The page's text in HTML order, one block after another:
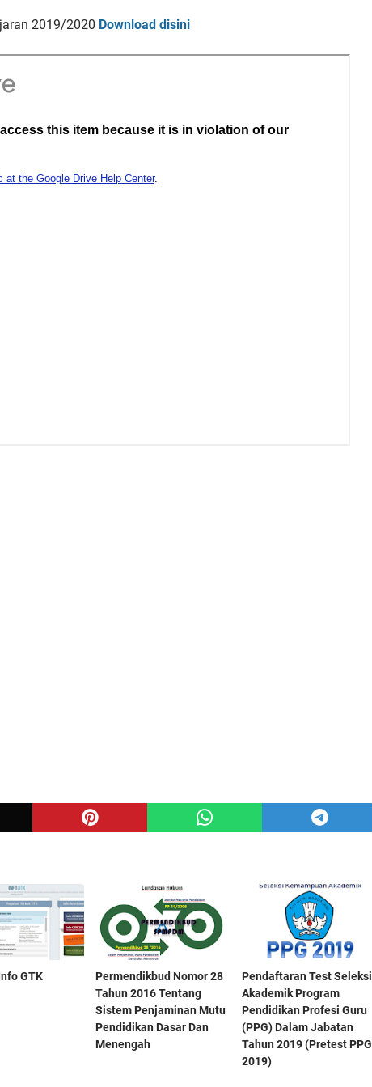
2019/2020 Download disini
GTK
Permendikbud Nomor 28
Tahun 2016 Tentang
Sistem Penjaminan Mutu
Pendidikan Dasar Dan
Menengah
Pendaftaran Test Seleksi
Akademik Program
Pendidikan Profesi Guru
(PPG) Dalam Jabatan
Tahun 2019 (Pretest PPG
2019)